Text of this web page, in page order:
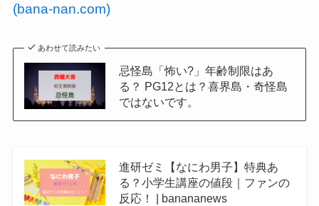
(bana-nan.com)
あわせて読みたい
忌怪島「怖い?」年齢制限はあ
る？ PG12とは？喜界島・奇怪島
ではないです。
進研ゼミ【なにわ男子】特典あ
る？小学生講座の値段｜ファンの
反応！ | banananews